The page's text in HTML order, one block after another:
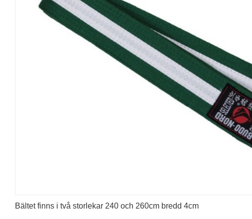
Bältet finns i två storlekar 240 och 260cm bredd 4cm